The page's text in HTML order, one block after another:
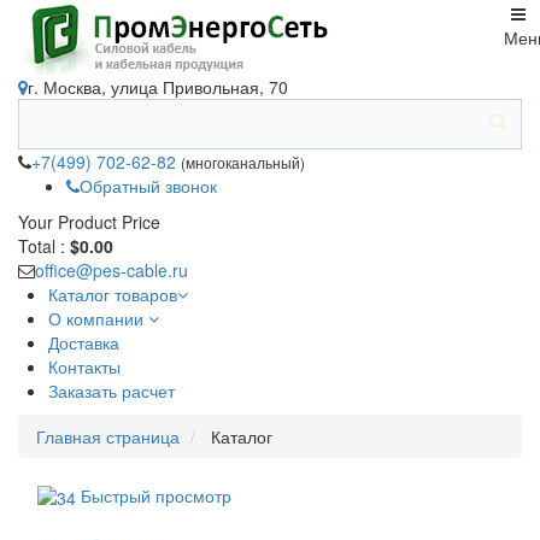
г. Москва, улица Привольная, 70
+7(499) 702-62-82 (многоканальный)
Обратный звонок
Your Product Price
Total : $0.00
office@pes-cable.ru
Каталог товаров
О компании
Доставка
Контакты
Заказать расчет
Главная страница Каталог
Быстрый просмотр